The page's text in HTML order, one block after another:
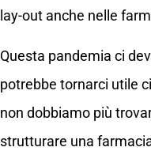
lay-out anche nelle
Questa pandemia ci
potrebbe tornarci utile
non dobbiamo più
strutturare una